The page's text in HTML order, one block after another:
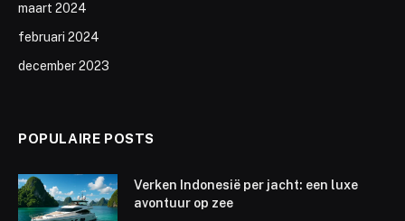
maart 2024
februari 2024
december 2023
POPULAIRE POSTS
Verken Indonesië per jacht: een luxe
avontuur op zee